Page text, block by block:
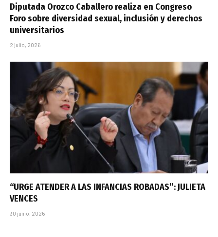
Diputada Orozco Caballero realiza en Congreso
Foro sobre diversidad sexual, inclusión y derechos
universitarios
2 julio, 2026
“URGE ATENDER A LAS INFANCIAS ROBADAS”: JULIETA
VENCES
30 junio, 2026